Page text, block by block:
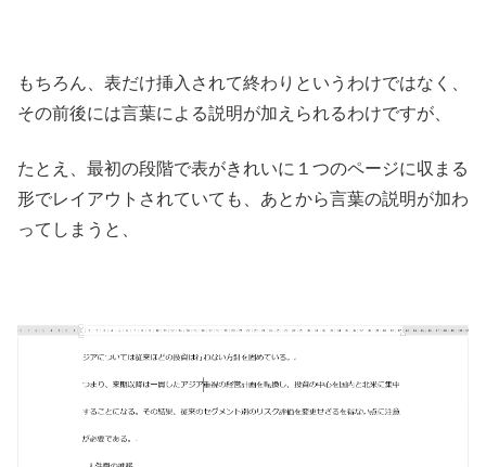
もちろん、表だけ挿入されて終わりというわけではなく、
その前後には言葉による説明が加えられるわけですが、
たとえ、最初の段階で表がきれいに１つのページに収まる
形でレイアウトされていても、あとから言葉の説明が加わ
ってしまうと、